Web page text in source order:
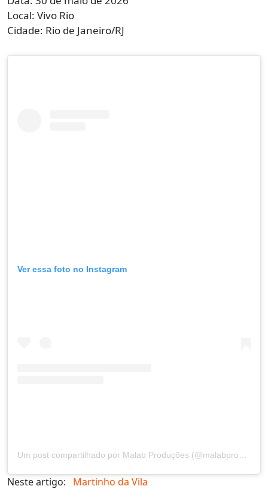
Local: Vivo Rio
Cidade: Rio de Janeiro/RJ
Ver essa foto no Instagram
Neste artigo: Martinho da Vila